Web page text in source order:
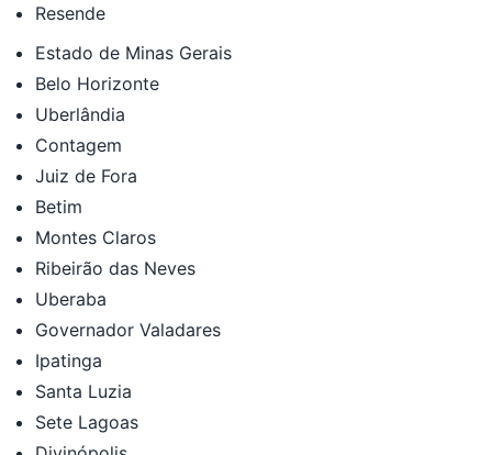
Resende
Estado de Minas Gerais
Belo Horizonte
Uberlândia
Contagem
Juiz de Fora
Betim
Montes Claros
Ribeirão das Neves
Uberaba
Governador Valadares
Ipatinga
Santa Luzia
Sete Lagoas